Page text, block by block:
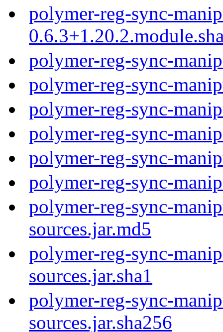
polymer-reg-sync-
polymer-reg-sync-
polymer-reg-sync-
polymer-reg-sync-
polymer-reg-sync-
polymer-reg-sync-
polymer-reg-sync-
polymer-reg-sync-
sources.jar.md5
polymer-reg-sync-
sources.jar.sha1
polymer-reg-sync-
sources.jar.sha256